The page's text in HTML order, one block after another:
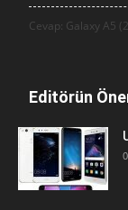
Cevap: Galaxy A5
Editörün